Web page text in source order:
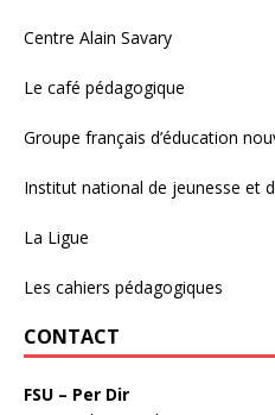
Centre Alain Savary
Le café pédagogique
Groupe français d’éducation
Institut national de jeunesse et
La Ligue
Les cahiers pédagogiques
CONTACT
FSU – Per Dir